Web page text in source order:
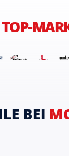
TOP-
BEI